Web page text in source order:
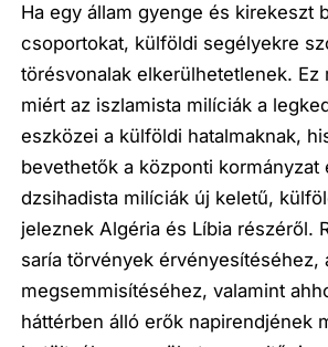
Ha egy állam gyenge és kirekeszt
csoportokat, külföldi segélyekre
törésvonalak elkerülhetetlenek. Ez
miért az iszlamista milíciák a
eszközei a külföldi hatalmaknak,
bevethetők a központi kormányzat
dzsihadista milíciák új keletű,
jeleznek Algéria és Líbia részéről.
saría törvények érvényesítéséhez,
megsemmisítéséhez, valamint
háttérben álló erők napirendjének